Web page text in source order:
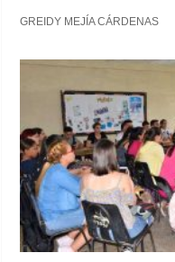
GREIDY MEJÍA CÁRDENAS